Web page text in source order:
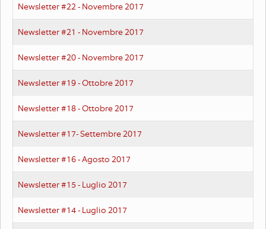
Newsletter #22 - Novembre 2017
Newsletter #21 - Novembre 2017
Newsletter #20 - Novembre 2017
Newsletter #19 - Ottobre 2017
Newsletter #18 - Ottobre 2017
Newsletter #17- Settembre 2017
Newsletter #16 - Agosto 2017
Newsletter #15 - Luglio 2017
Newsletter #14 - Luglio 2017